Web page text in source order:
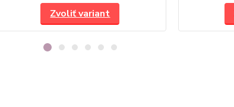
Zvoliť variant